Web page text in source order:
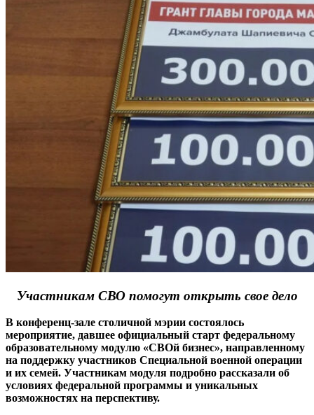
Участникам СВО помогут открыть свое дело
В конференц-зале столичной мэрии состоялось
мероприятие, давшее официальный старт федеральному
образовательному модулю «СВОй бизнес», направленному
на поддержку участников Специальной военной операции
и их семей. Участникам модуля подробно рассказали об
условиях федеральной программы и уникальных
возможностях на перспективу.